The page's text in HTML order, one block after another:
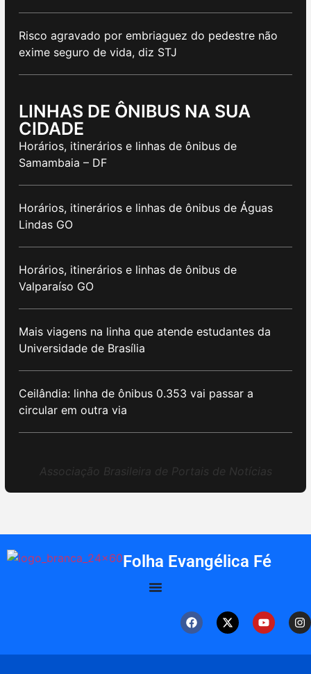
Risco agravado por embriaguez do pedestre não
exime seguro de vida, diz STJ
LINHAS DE ÔNIBUS NA SUA
CIDADE
Horários, itinerários e linhas de ônibus de
Samambaia – DF
Horários, itinerários e linhas de ônibus de Águas
Lindas GO
Horários, itinerários e linhas de ônibus de
Valparaíso GO
Mais viagens na linha que atende estudantes da
Universidade de Brasília
Ceilândia: linha de ônibus 0.353 vai passar a
circular em outra via
Associação Brasileira de Portais de Notícias
Folha Evangélica Fé